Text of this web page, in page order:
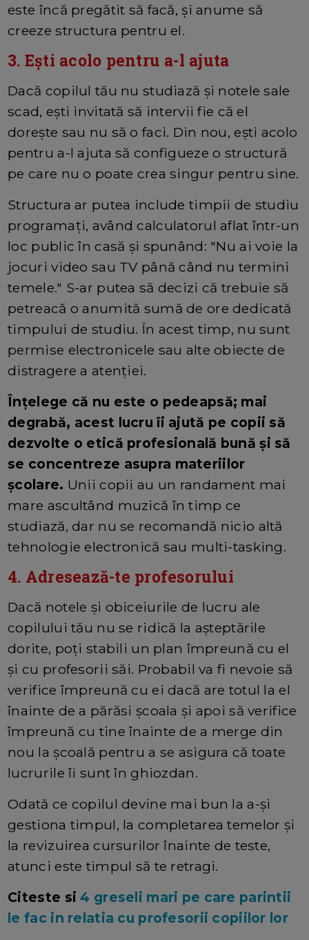
este încă pregătit să facă, și anume să
creeze structura pentru el.
3. Eşti acolo pentru a-l ajuta
Dacă copilul tău nu studiază și notele sale
scad, eşti invitată să intervii fie că el
doreşte sau nu să o faci. Din nou, eşti acolo
pentru a-l ajuta să configueze o structură
pe care nu o poate crea singur pentru sine.
Structura ar putea include timpii de studiu
programați, având calculatorul aflat într-un
loc public în casă și spunând: "Nu ai voie la
jocuri video sau TV până când nu termini
temele." S-ar putea să decizi că trebuie să
petreacă o anumită sumă de ore dedicată
timpului de studiu. În acest timp, nu sunt
permise electronicele sau alte obiecte de
distragere a atenției.
Înțelege că nu este o pedeapsă; mai
degrabă, acest lucru îi ajută pe copii să
dezvolte o etică profesională bună și să
se concentreze asupra materiilor
școlare. Unii copii au un randament mai
mare ascultând muzică în timp ce
studiază, dar nu se recomandă nicio altă
tehnologie electronică sau multi-tasking.
4. Adresează-te profesorului
Dacă notele și obiceiurile de lucru ale
copilului tău nu se ridică la aşteptările
dorite, poţi stabili un plan împreună cu el
și cu profesorii săi. Probabil va fi nevoie să
verifice împreună cu ei dacă are totul la el
înainte de a părăsi școala și apoi să verifice
împreună cu tine înainte de a merge din
nou la școală pentru a se asigura că toate
lucrurile îi sunt în ghiozdan.
Odată ce copilul devine mai bun la a-și
gestiona timpul, la completarea temelor și
la revizuirea cursurilor înainte de teste,
atunci este timpul să te retragi.
Citeste si4 greseli mari pe care parintii
le fac in relatia cu profesorii copiilor lor